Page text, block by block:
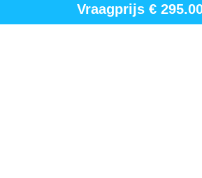
Vraagprijs €